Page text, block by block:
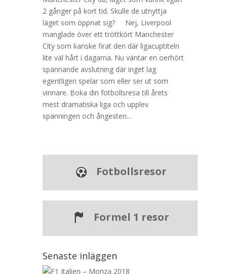
2 gånger på kort tid. Skulle de utnyttja
läget som öppnat sig? Nej, Liverpool
manglade över ett tröttkört Manchester
City som kanske firat den där ligacuptiteln
lite väl hårt i dagarna. Nu väntar en oerhört
spännande avslutning där inget lag
egentligen spelar som eller ser ut som
vinnare. Boka din fotbollsresa till årets
mest dramatiska liga och upplev
spänningen och ångesten...
Fotbollsresor
Formel 1 resor
Senaste inläggen